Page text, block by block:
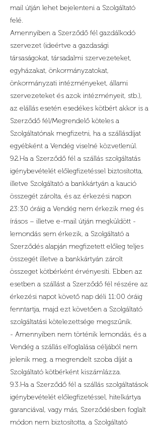
mail útján lehet bejelenteni a Szolgáltató
felé.
Amennyiben a Szerződő fél gazdálkodó
szervezet (ideértve a gazdasági
társaságokat, társadalmi szervezeteket,
egyházakat, önkormányzatokat,
önkormányzati intézményeket, állami
szervezeteket és azok intézményeit, stb.),
az elállás esetén esedékes kötbért akkor is a
Szerződő fél/Megrendelő köteles a
Szolgáltatónak megfizetni, ha a szállásdíjat
egyébként a Vendég viselné közvetlenül.
9.2.Ha a Szerződő fél a szállás szolgáltatás
igénybevételét előlegfizetéssel biztosította,
illetve Szolgáltató a bankkártyán a kaució
összegét zárolta, és az érkezési napon
23:30 óráig a Vendég nem érkezik meg és
írásos – illetve e-mail útján megküldött -
lemondás sem érkezik, a Szolgáltató a
Szerződés alapján megfizetett előleg teljes
összegét illetve a bankkártyán zárolt
összeget kötbérként érvényesíti. Ebben az
esetben a szállást a Szerződő fél részére az
érkezési napot követő nap déli 11:00 óráig
fenntartja, majd ezt követően a Szolgáltató
szolgáltatási kötelezettsége megszűnik.
- Amennyiben nem történik lemondás, és a
Vendég a szállás elfoglalása céljából nem
jelenik meg, a megrendelt szoba díját a
Szolgáltató kötbérként kiszámlázza.
9.3.Ha a Szerződő fél a szállás szolgáltatások
igénybevételét előlegfizetéssel, hitelkártya
garanciával, vagy más, Szerződésben foglalt
módon nem biztosította, a Szolgáltató